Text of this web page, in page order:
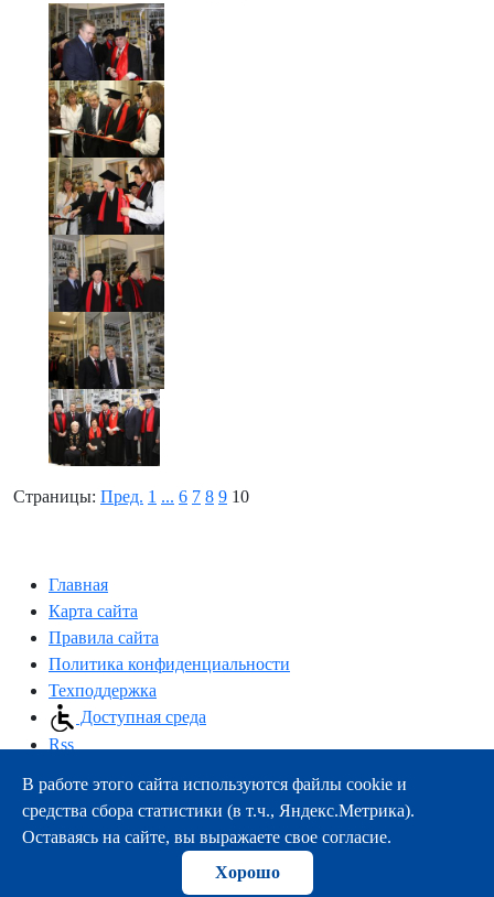
Страницы: Пред. 1 ... 6 7 8 9 10
Главная
Карта сайта
Правила сайта
Политика конфиденциальности
Техподдержка
Доступная среда
Rss
163000, г.Архангельск, пр-т Троицкий, 51
тел.:+7 (8182) 21-11-63
e-mail:info@nsmu.ru
© ФГБОУ ВО СГМУ (г. Архангельск) Минздрава России
В работе этого сайта используются файлы cookie и
средства сбора статистики (в т.ч., Яндекс.Метрика).
Оставаясь на сайте, вы выражаете свое согласие.
Хорошо